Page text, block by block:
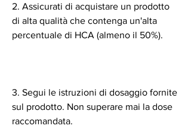
2. Assicurati di acquistare un prodotto
di alta qualità che contenga un'alta
percentuale di HCA (almeno il 50%).
3. Segui le istruzioni di dosaggio fornite
sul prodotto. Non superare mai la dose
raccomandata.